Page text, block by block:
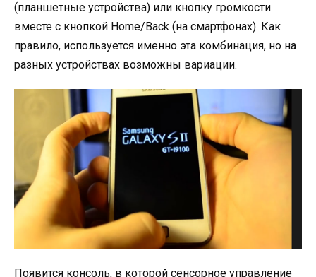
(планшетные устройства) или кнопку громкости
вместе с кнопкой Home/Back (на смартфонах). Как
правило, используется именно эта комбинация, но на
разных устройствах возможны вариации.
Появится консоль, в которой сенсорное управление